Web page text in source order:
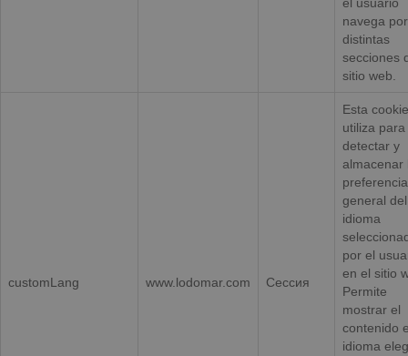
navega por
distintas
secciones
sitio web.
customLang www.lodomar.com Сессия
Esta
utiliza para
detectar y
almacenar
preferencia
general del
idioma
por el
en el sitio
Permite
mostrar el
contenido
idioma